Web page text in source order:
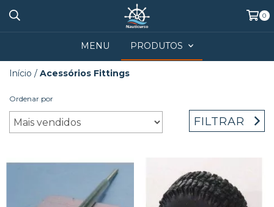
0
MENU PRODUTOS
Início / Acessórios Fittings
Ordenar por
FILTRAR